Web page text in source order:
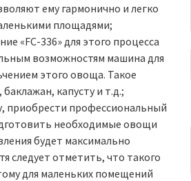
ему гармонично и легко
площадями;
«FC-336» для этого процесса
возможностям машина для
этого овоща. Такое
капусту и т.д.;
приобрести профессиональный
необходимые овощи
будет максимально
следует отметить, что такого
для маленьких помещений